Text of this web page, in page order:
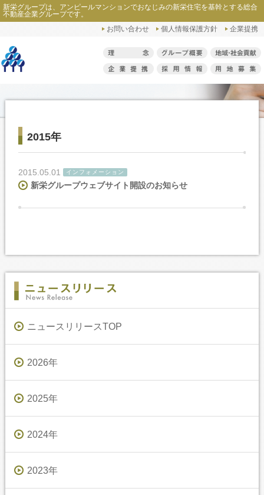
新栄グループは、アンピールマンションでおなじみの新栄住宅を基幹とする総合
不動産企業グループです。
お問い合わせ 個人情報保護方針 企業提携
ホーム>ニュースリリース > 2015年
2015年
2015.05.01 インフォメーション
新栄グループウェブサイト開設のお知らせ
ニュースリリースTOP
2026年
2025年
2024年
2023年